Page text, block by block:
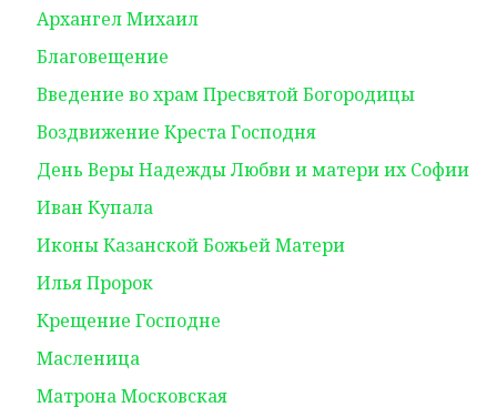
Архангел Михаил
Благовещение
Введение во храм Пресвятой Богородицы
Воздвижение Креста Господня
День Веры Надежды Любви и матери их Софии
Иван Купала
Иконы Казанской Божьей Матери
Илья Пророк
Крещение Господне
Масленица
Матрона Московская